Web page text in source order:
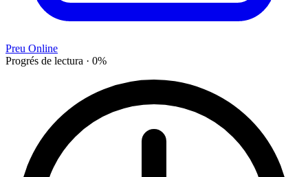
Preu Online
Progrés de lectura · 0%